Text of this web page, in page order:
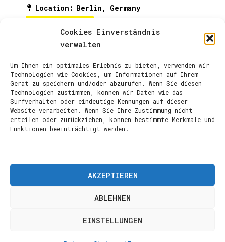
Cookies Einverständnis
verwalten
Um Ihnen ein optimales Erlebnis zu bieten, verwenden wir
Technologien wie Cookies, um Informationen auf Ihrem
Gerät zu speichern und/oder abzurufen. Wenn Sie diesen
Technologien zustimmen, können wir Daten wie das
Surfverhalten oder eindeutige Kennungen auf dieser
Website verarbeiten. Wenn Sie Ihre Zustimmung nicht
erteilen oder zurückziehen, können bestimmte Merkmale und
Funktionen beeinträchtigt werden.
AKZEPTIEREN
ABLEHNEN
EINSTELLUNGEN
Location : Berlin, Germany